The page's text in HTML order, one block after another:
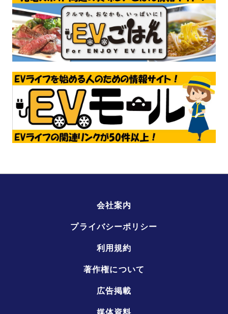
会社案内
プライバシーポリシー
利用規約
著作権について
広告掲載